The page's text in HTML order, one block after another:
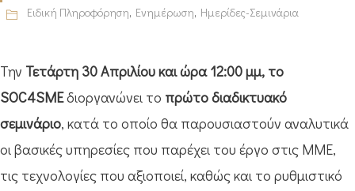
Ειδική Πληροφόρηση, Ενημέρωση, Ημερίδες-Σεμινάρια
Την Τετάρτη 30 Απριλίου και ώρα 12:00 μμ, το
SOC4SMEδιοργανώνει το πρώτο διαδικτυακό
σεμινάριο, κατά το οποίο θα παρουσιαστούν αναλυτικά
οι βασικές υπηρεσίες που παρέχει του έργο στις ΜΜΕ,
τις τεχνολογίες που αξιοποιεί, καθώς και το ρυθμιστικό